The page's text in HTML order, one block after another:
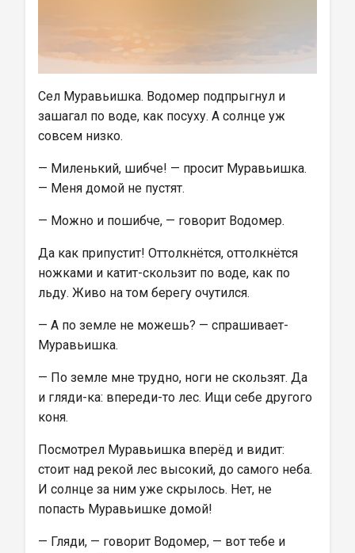
Сел Муравьишка. Водомер подпрыгнул и
зашагал по воде, как посуху. А солнце уж
совсем низко.
— Миленький, шибче! — просит Муравьишка.
— Меня домой не пустят.
— Можно и пошибче, — говорит Водомер.
Да как припустит! Оттолкнётся, оттолкнётся
ножками и катит-скользит по воде, как по
льду. Живо на том берегу очутился.
— А по земле не можешь? — спрашивает-
Муравьишка.
— По земле мне трудно, ноги не скользят. Да
и гляди-ка: впереди-то лес. Ищи себе другого
коня.
Посмотрел Муравьишка вперёд и видит:
стоит над рекой лес высокий, до самого неба.
И солнце за ним уже скрылось. Нет, не
попасть Муравьишке домой!
— Гляди, — говорит Водомер, — вот тебе и